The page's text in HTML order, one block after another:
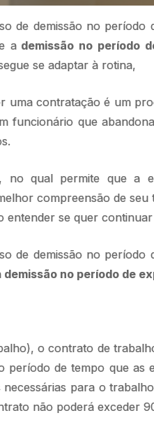
de demissão no período
ademissão no período
se adaptar à rotina,
uma contratação é um
funcionário que
, no qual permite que a
compreensão de seu
se quer
de demissão no período
demissão no período de
o contrato de
período de tempo que as
para o
não poderá exceder